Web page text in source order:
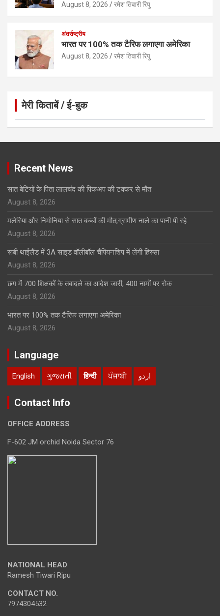
August 8, 2026 रमेश तिवारी रिपु
अंतर्राष्ट्रीय
भारत पर 100% तक टैरिफ लगाएगा अमेरिका
August 8, 2026 रमेश तिवारी रिपु
मेरी किताबें / ई-बुक
Click to Open Page
Recent News
सात बेटियों के पिता लालचंद की पिकअप की टक्कर से मौत
August 8, 2026
मलेरिया और निमोनिया से सात बच्चों की मौत,ग्रामीण नाले का पानी पी रहे
August 8, 2026
रूबी थाईलैंड में 3A साइड वॉलीबॉल चैंपियनशिप में लेंगी हिस्सा
August 8, 2026
छग में 700 शिक्षकों के तबादले का आदेश जारी, 400 नामों पर रोक
August 8, 2026
भारत पर 100% तक टैरिफ लगाएगा अमेरिका
August 8, 2026
Language
English ગુજરાતી हिन्दी ਪੰਜਾਬੀ اردو
Contact Info
OFFICE ADDRESS
F-602 JM orchid Noida Sector 76
NATIONAL HEAD
Ramesh Tiwari Ripu
CONTACT NO.
7974304532